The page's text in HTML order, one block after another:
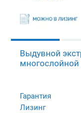
Выдувной
многослойной
Гарантия
Лизинг